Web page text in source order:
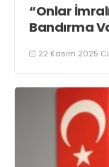
“Onlar
Bandırma
22 Kasım 2025